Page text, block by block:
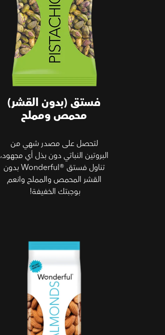
فستق (بدون القشر)
محمص ومملح
لتحصل على مصدر شهي من
البروتين النباتي دون بذل أي مجهود،
تناول فستق Wonderful®‎ بدون
القشر المحمص والمملح وانعم
بوجبتك الخفيفة!